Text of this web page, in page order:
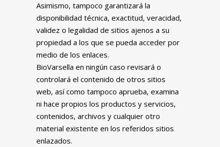
Asimismo, tampoco garantizará la
disponibilidad técnica, exactitud, veracidad,
validez o legalidad de sitios ajenos a su
propiedad a los que se pueda acceder por
medio de los enlaces.
BioVarsella en ningún caso revisará o
controlará el contenido de otros sitios
web, así como tampoco aprueba, examina
ni hace propios los productos y servicios,
contenidos, archivos y cualquier otro
material existente en los referidos sitios
enlazados.